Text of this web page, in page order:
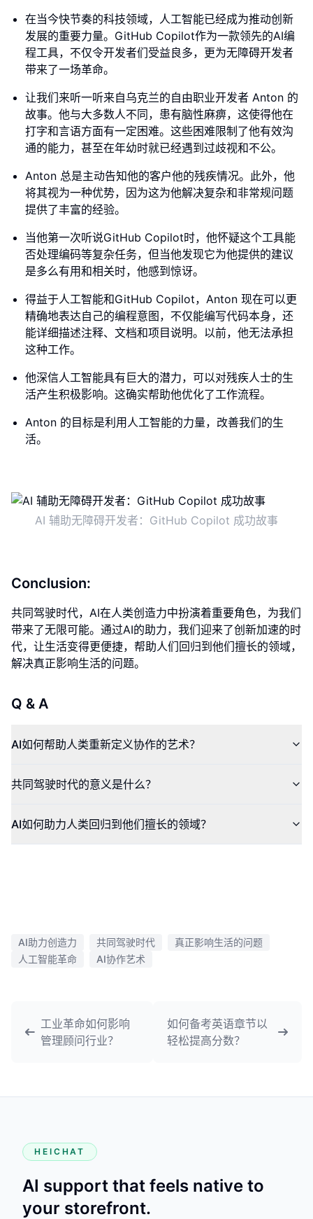
在当今快节奏的科技领域，人工智能已经成为推动创新
发展的重要力量。GitHub Copilot作为一款领先的AI编
程工具，不仅令开发者们受益良多，更为无障碍开发者
带来了一场革命。
让我们来听一听来自乌克兰的自由职业开发者 Anton 的
故事。他与大多数人不同，患有脑性麻痹，这使得他在
打字和言语方面有一定困难。这些困难限制了他有效沟
通的能力，甚至在年幼时就已经遇到过歧视和不公。
Anton 总是主动告知他的客户他的残疾情况。此外，他
将其视为一种优势，因为这为他解决复杂和非常规问题
提供了丰富的经验。
当他第一次听说GitHub Copilot时，他怀疑这个工具能
否处理编码等复杂任务，但当他发现它为他提供的建议
是多么有用和相关时，他感到惊讶。
得益于人工智能和GitHub Copilot，Anton 现在可以更
精确地表达自己的编程意图，不仅能编写代码本身，还
能详细描述注释、文档和项目说明。以前，他无法承担
这种工作。
他深信人工智能具有巨大的潜力，可以对残疾人士的生
活产生积极影响。这确实帮助他优化了工作流程。
Anton 的目标是利用人工智能的力量，改善我们的生
活。
AI 辅助无障碍开发者：GitHub Copilot 成功故事
Conclusion:
共同驾驶时代，AI在人类创造力中扮演着重要角色，为我们
带来了无限可能。通过AI的助力，我们迎来了创新加速的时
代，让生活变得更便捷，帮助人们回归到他们擅长的领域，
解决真正影响生活的问题。
Q & A
AI如何帮助人类重新定义协作的艺术？
共同驾驶时代的意义是什么？
AI如何助力人类回归到他们擅长的领域？
AI助力创造力 共同驾驶时代
真正影响生活的问题
人工智能革命
AI协作艺术
工业革命如何影响
管理顾问行业？
如何备考英语章节以
轻松提高分数？
HEICHAT
AI support that feels native to
your storefront.